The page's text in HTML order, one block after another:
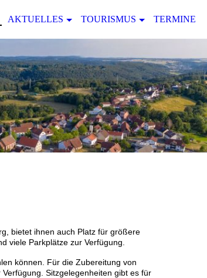
AKTUELLES TOURISMUS TERMINE
bietet ihnen auch Platz für größere
viele Parkplätze zur Verfügung.
können. Für die Zubereitung von
Verfügung. Sitzgelegenheiten gibt es für